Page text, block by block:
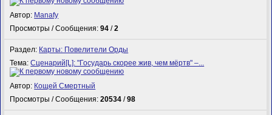
Автор: Manafy
Просмотры / Сообщения:94 /2
Раздел: Карты: Повелители Орды
Тема:Сценарий[L]: "Государь скорее жив, чем мёртв" –...
Автор: Кощей Смертный
Просмотры / Сообщения:20534 /98